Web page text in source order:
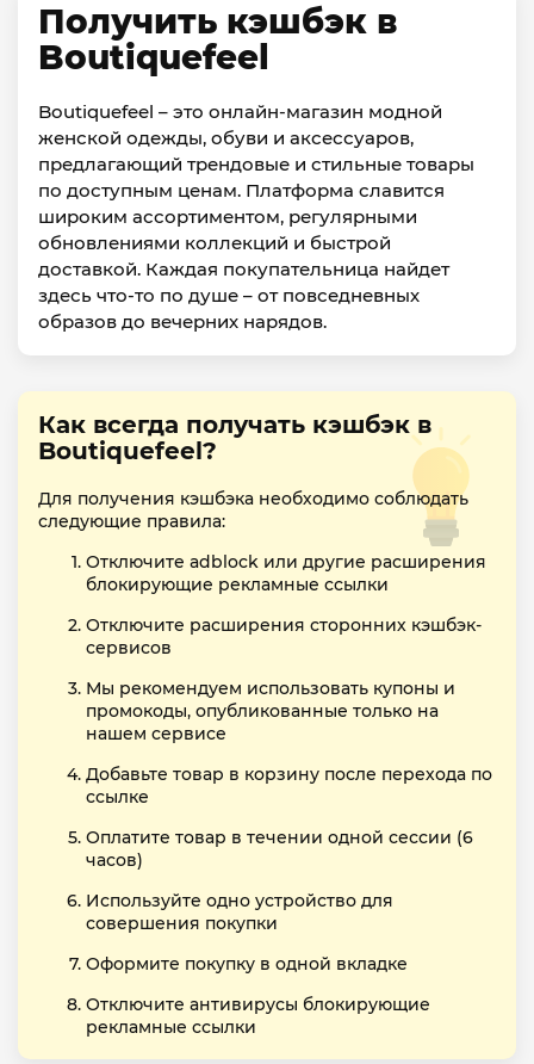
Получить кэшбэк в
Boutiquefeel
Boutiquefeel – это онлайн-магазин модной
женской одежды, обуви и аксессуаров,
предлагающий трендовые и стильные товары
по доступным ценам. Платформа славится
широким ассортиментом, регулярными
обновлениями коллекций и быстрой
доставкой. Каждая покупательница найдет
здесь что-то по душе – от повседневных
образов до вечерних нарядов.
Как всегда получать кэшбэк в
Boutiquefeel?
Для получения кэшбэка необходимо соблюдать
следующие правила:
Отключите adblock или другие расширения
блокирующие рекламные ссылки
Отключите расширения сторонних кэшбэк-
сервисов
Мы рекомендуем использовать купоны и
промокоды, опубликованные только на
нашем сервисе
Добавьте товар в корзину после перехода по
ссылке
Оплатите товар в течении одной сессии (6
часов)
Используйте одно устройство для
совершения покупки
Оформите покупку в одной вкладке
Отключите антивирусы блокирующие
рекламные ссылки